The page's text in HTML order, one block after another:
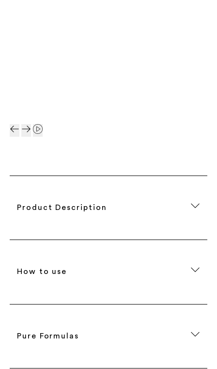
Product Description
How to use
Pure Formulas